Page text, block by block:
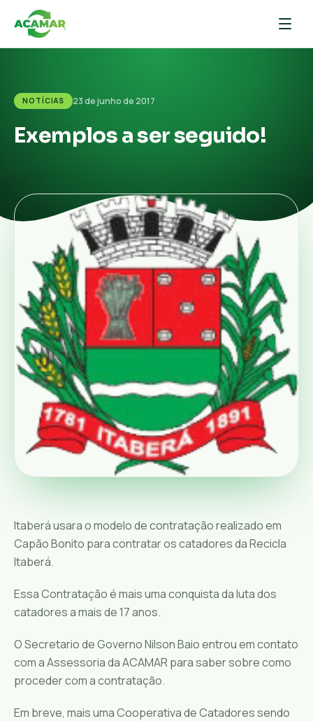
NOTÍCIAS 23 de junho de 2017
Exemplos a ser seguido!
Itaberá usara o modelo de contratação realizado em
Capão Bonito para contratar os catadores da Recicla
Itaberá.
Essa Contratação é mais uma conquista da luta dos
catadores a mais de 17 anos.
O Secretario de Governo Nilson Baio entrou em contato
com a Assessoria da ACAMAR para saber sobre como
proceder com a contratação.
Em breve, mais uma Cooperativa de Catadores sendo